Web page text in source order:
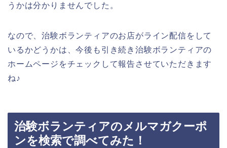
うかは分かりませんでした。
なので、治験ボランティアのお店がライン配信をして
いるかどうかは、今後も引き続き治験ボランティアの
ホームページをチェックして報告させていただきます
ね♪
治験ボランティアのメルマガクーポ
ンを検索で調べてみた！